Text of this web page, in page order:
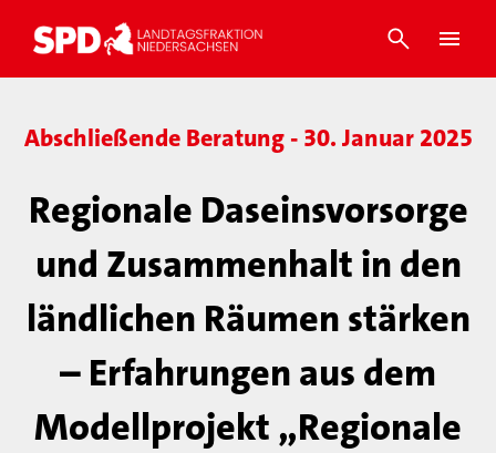
Abschließende Beratung - 30. Januar 2025
Regionale Daseinsvorsorge
und Zusammenhalt in den
ländlichen Räumen stärken
– Erfahrungen aus dem
Modellprojekt „Regionale